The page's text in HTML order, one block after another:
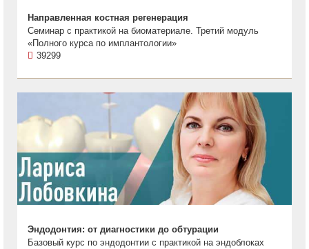
Направленная костная регенерация
Семинар с практикой на биоматериале. Третий модуль
«Полного курса по имплантологии»
39299
Эндодонтия: от диагностики до обтурации
Базовый курс по эндодонтии с практикой на эндоблоках